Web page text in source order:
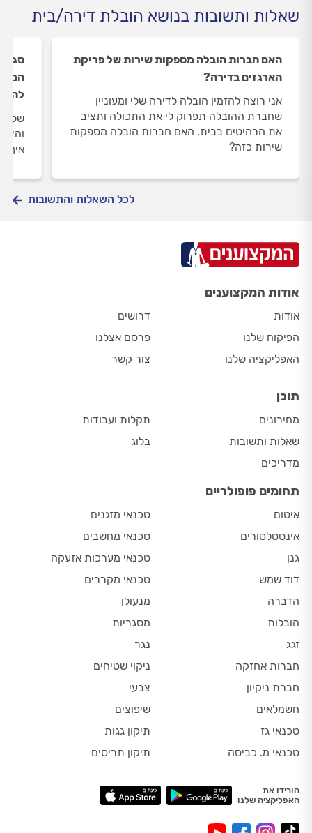
שאלות ותשובות בנושא הובלת דירה/בית
האם חברות הובלה מספקות שירות של פריקת
הארגזים בדירה?
אני רוצה להזמין הובלה לדירה שלי ומעוניין
שחברת ההובלה תפרוק לי את התכולה ותציב
את הרהיטים בבית. האם חברות הובלה מספקות
שירות כזה?
איך
לכל השאלות והתשובות
אודות המקצוענים
אודות
הפיקוח שלנו
האפליקציה שלנו
דרושים
פרסם אצלנו
צור קשר
תוכן
מחירונים
שאלות ותשובות
מדריכים
תקלות ועבודות
בלוג
תחומים פופולריים
איטום
אינסטלטורים
גנן
דוד שמש
הדברה
הובלות
זגג
חברות אחזקה
חברת ניקיון
חשמלאים
טכנאי גז
טכנאי מ. כביסה
טכנאי מזגנים
טכנאי מחשבים
טכנאי מערכות אזעקה
טכנאי מקררים
מנעולן
מסגריות
נגר
ניקוי שטיחים
צבעי
שיפוצים
תיקון גגות
תיקון תריסים
הורידו את
האפליקציה שלנו